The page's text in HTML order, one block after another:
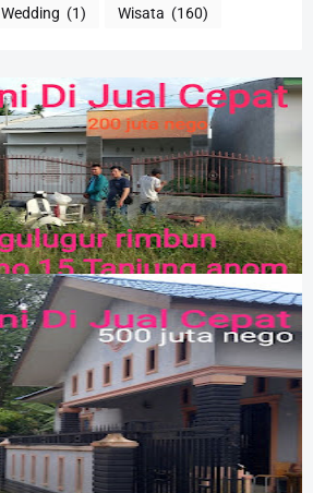
Wedding (1) Wisata (160)